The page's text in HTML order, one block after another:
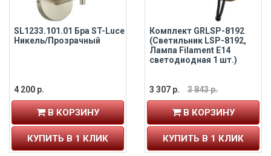
SL1233.101.01 Бра ST-Luce
Никель/Прозрачный
4 200 р.
В КОРЗИНУ
КУПИТЬ В 1 КЛИК
Комплект GRLSP-8192
(Светильник LSP-8192,
Лампа Filament E14
cветодиодная 1 шт.)
3 307 р. 3 843 р.
В КОРЗИНУ
КУПИТЬ В 1 КЛИК